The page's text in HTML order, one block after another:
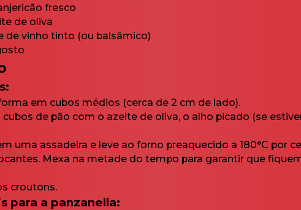
fresco
de oliva
de vinho tinto (ou balsâmico)
em cubos médios (cerca de 2 cm de lado).
de pão com o azeite de oliva, o alho picado (se
uma assadeira e leve ao forno preaquecido a 180°C por
Mexa na metade do tempo para garantir que
croutons.
para a panzanella: